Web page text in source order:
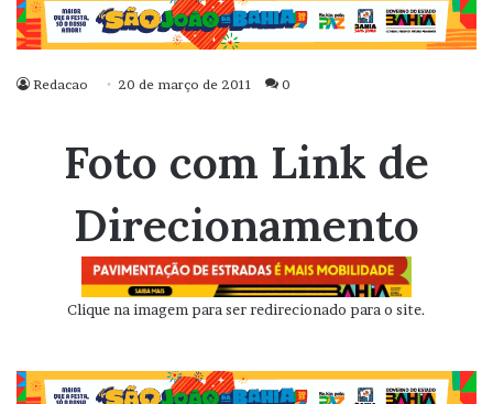
Redacao 20 de março de 2011 0
Foto com Link de
Direcionamento
Clique na imagem para ser redirecionado para o site.